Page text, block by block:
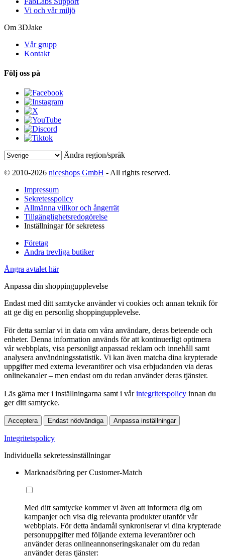
Vi och vår miljö
Om 3DJake
Vår grupp
Kontakt
Följ oss på
Ändra region/språk
© 2010-2026 niceshops GmbH - All rights reserved.
Impressum
Sekretesspolicy
Allmänna villkor och ångerrät
Tillgänglighetsredogörelse
Inställningar för sekretess
Företag
Andra trevliga butiker
Ångra avtalet här
Anpassa din shoppingupplevelse
Endast med ditt samtycke använder vi cookies och annan teknik för
att ge dig en personlig shoppingupplevelse.
För detta samlar vi in data om våra användare, deras beteende och
enheter. Denna information används för att kontinuerligt optimera
vår webbplats, visa personligt anpassad reklam och innehåll samt
analysera användningsstatistik. Vi kan även matcha dina krypterade
uppgifter med externa leverantörer och visa erbjudanden via deras
onlinekanaler – men endast om du redan använder deras tjänster.
Läs gärna mer i inställningarna samt i vårintegritetspolicy innan du
ger ditt samtycke.
Acceptera Endast nödvändiga Anpassa inställningar
Integritetspolicy
Individuella sekretessinställningar
Marknadsföring per Customer-Match
Med ditt samtycke kommer vi även att informera dig om
kampanjer och visa dig relevanta produkter utanför vår
webbplats. För detta ändamål synkroniserar vi dina krypterade
personuppgifter med följande externa leverantörer och
använder deras onlineannonseringskanaler om du redan
använder deras tjänster: